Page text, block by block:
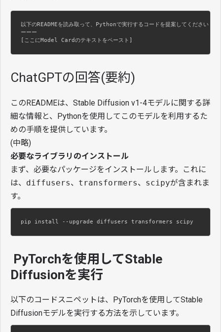
以下のREADMEを読み取って、Pythonで実行するコードを提案してください
ーーー
[ここにModel Cardのテキストをペースト]
ChatGPTの回答(要約)
このREADMEは、Stable Diffusion v1-4モデルに関する詳
細な情報と、Pythonを使用してこのモデルを利用するた
めの手順を提供しています。
(中略)
必要なライブラリのインストール
まず、必要なパッケージをインストールします。これに
は、 diffusers、 transformers、 scipyが含まれま
す。
pip install --upgrade diffusers transformers scipy
PyTorchを使用してStable
Diffusionを実行
以下のコードスニペットは、PyTorchを使用してStable
Diffusionモデルを実行する方法を示しています。